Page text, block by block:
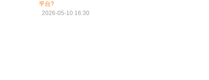
平台?
2026-05-10 16:30